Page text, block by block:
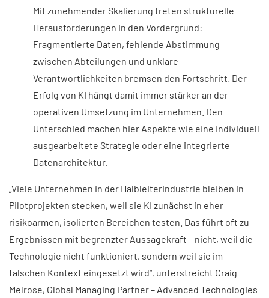
Mit zunehmender Skalierung treten strukturelle
Herausforderungen in den Vordergrund:
Fragmentierte Daten, fehlende Abstimmung
zwischen Abteilungen und unklare
Verantwortlichkeiten bremsen den Fortschritt. Der
Erfolg von KI hängt damit immer stärker an der
operativen Umsetzung im Unternehmen. Den
Unterschied machen hier Aspekte wie eine individuell
ausgearbeitete Strategie oder eine integrierte
Datenarchitektur.
„Viele Unternehmen in der Halbleiterindustrie bleiben in
Pilotprojekten stecken, weil sie KI zunächst in eher
risikoarmen, isolierten Bereichen testen. Das führt oft zu
Ergebnissen mit begrenzter Aussagekraft – nicht, weil die
Technologie nicht funktioniert, sondern weil sie im
falschen Kontext eingesetzt wird“, unterstreicht Craig
Melrose, Global Managing Partner – Advanced Technologies